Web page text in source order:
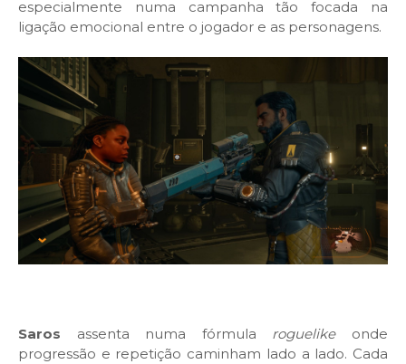
especialmente numa campanha tão focada na
ligação emocional entre o jogador e as personagens.
Saros assenta numa fórmula roguelike onde
progressão e repetição caminham lado a lado. Cada